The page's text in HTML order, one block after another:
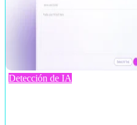
Detección de IA